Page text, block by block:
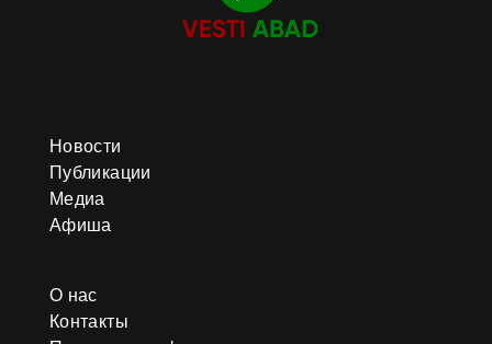
Новости
Публикации
Медиа
Афиша
О нас
Контакты